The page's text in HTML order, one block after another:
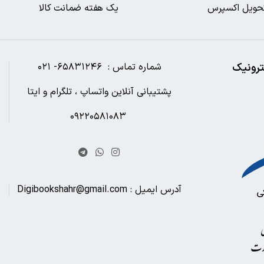
اکسپرس یک هفته ضمانت کالا
شماره تماس : ۶۵۸۳۱۲۴۶- ۰۲۱
پشتیبانی آنلاین واتساپ ، تلگرام و ایتا
آدرس ایمیل : Digibookshahr@gmail.com